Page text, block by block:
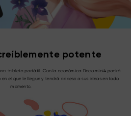
potente
tableta portátil. Con la económica Deco mini4 podrá
el que le llegue y tendrá acceso a sus ideas en todo
momento.